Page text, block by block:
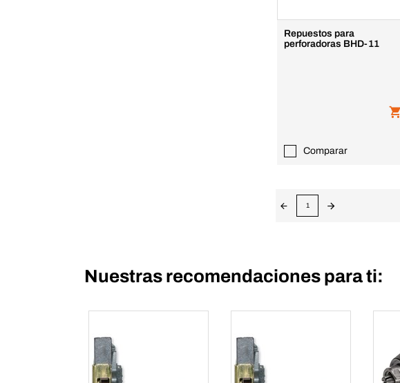
Repuestos para
perforadoras BHD-11
Comparar
1
Nuestras recomendaciones para ti: